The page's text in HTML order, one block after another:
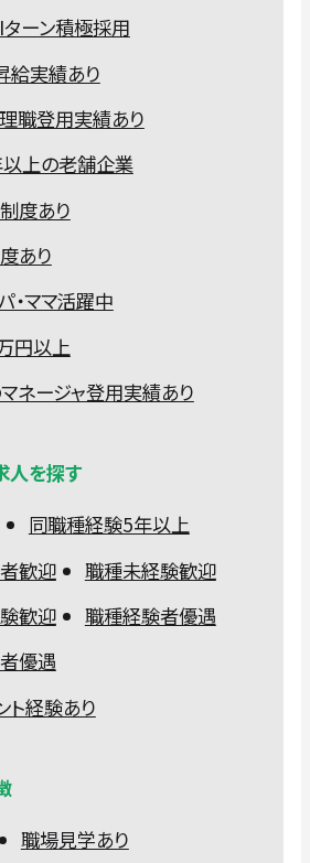
Iターン積極採用
給実績あり
職登用実績あり
上の老舗企業
度あり
あり
・ママ活躍中
円以上
ネージャ登用実績あり
人を探す
同職種経験5年以上
歓迎
職種未経験歓迎
歓迎
職種経験者優遇
優遇
ト経験あり
職場見学あり